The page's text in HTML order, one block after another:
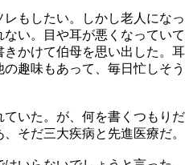
もしたい。しかし老人になっ
い。目や耳が悪くなっていて
かけて伯母を思い出した。耳
趣味もあって、毎日忙しそう
いた。が、何を書くつもりだ
そだ三大疾病と先進医療だ。